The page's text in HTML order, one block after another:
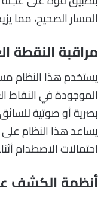
المسار الصحيح، مما
مراقبة النقطة
يستخدم هذا النظام
الموجودة في النقاط
بصرية أو صوتية
يساعد هذا النظام
احتمالات الاصطدام
أنظمة الكشف